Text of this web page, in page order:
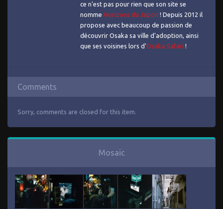
ce n'est pas pour rien que son site se
nomme Horizons du Japon ! Depuis 2012 il
propose avec beaucoup de passion de
découvrir Osaka sa ville d'adoption, ainsi
que ses voisines lors d'Osaka Safari !
Comments
Sorry, comments are closed for this item.
Mosaïc